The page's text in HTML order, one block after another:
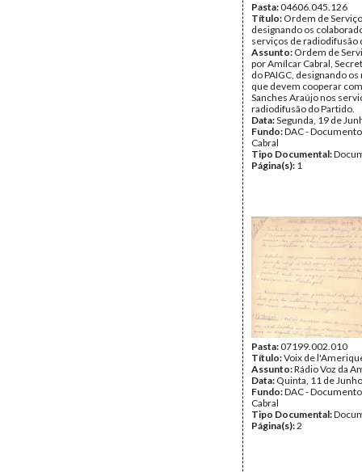
Pasta:04606.045.126
Título: Ordem de Serviço
designando os
serviços de radiodifusão
Assunto: Ordem de
por Amílcar Cabral,
do PAIGC, designando
que devem cooperar
Sanches Araújo nos
radiodifusão do Partido.
Data:Segunda, 19 de
Fundo:DAC -
Cabral
Tipo Documental:
Página(s): 1
Pasta:07199.002.010
Título:Voix de
Assunto:Rádio Voz da
Data: Quinta, 11 de
Fundo:DAC -
Cabral
Tipo Documental:
Página(s):2